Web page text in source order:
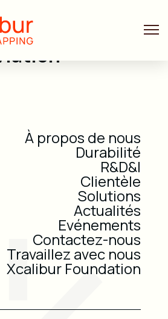
À propos de nous
Durabilité
R&D&I
Clientèle
Solutions
Actualités
Evénements
Contactez-nous
Travaillez avec nous
Xcalibur Foundation